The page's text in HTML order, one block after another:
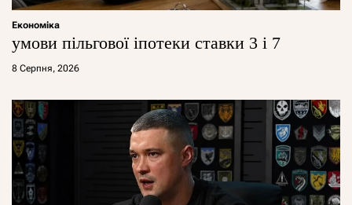
Економіка
умови пільгової іпотеки ставки 3 і 7
8 Серпня, 2026